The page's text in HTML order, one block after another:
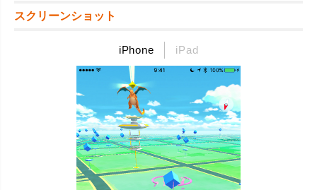
スクリーンショット
iPhone iPad